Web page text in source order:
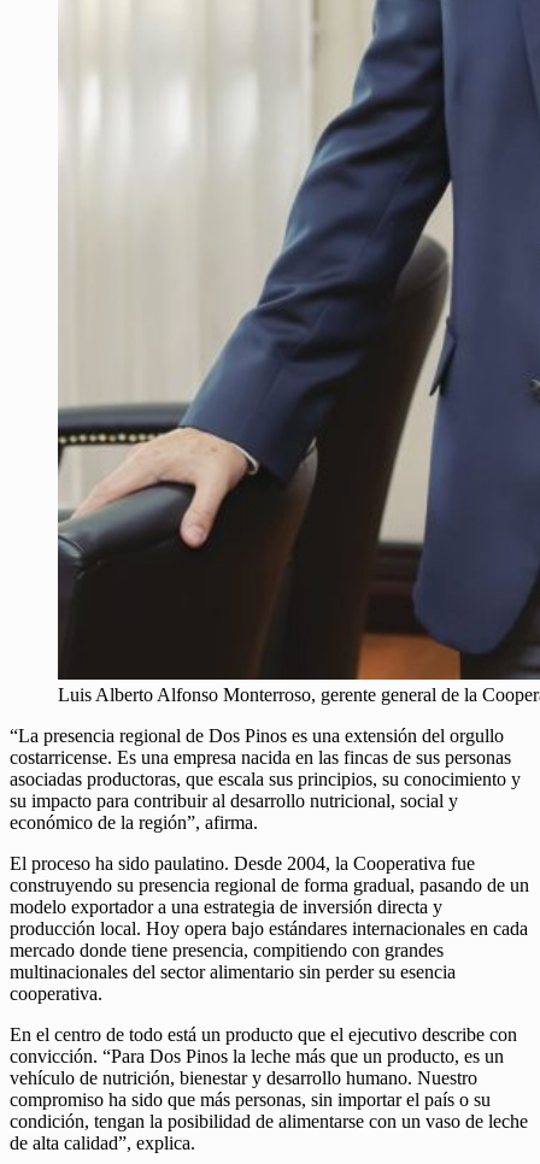
Luis Alberto Alfonso Monterroso, gerente general de la
“La presencia regional de Dos Pinos es una extensión del orgullo
costarricense. Es una empresa nacida en las fincas de sus personas
asociadas productoras, que escala sus principios, su conocimiento y
su impacto para contribuir al desarrollo nutricional, social y
económico de la región”, afirma.
El proceso ha sido paulatino. Desde 2004, la Cooperativa fue
construyendo su presencia regional de forma gradual, pasando de un
modelo exportador a una estrategia de inversión directa y
producción local. Hoy opera bajo estándares internacionales en cada
mercado donde tiene presencia, compitiendo con grandes
multinacionales del sector alimentario sin perder su esencia
cooperativa.
En el centro de todo está un producto que el ejecutivo describe con
convicción. “Para Dos Pinos la leche más que un producto, es un
vehículo de nutrición, bienestar y desarrollo humano. Nuestro
compromiso ha sido que más personas, sin importar el país o su
condición, tengan la posibilidad de alimentarse con un vaso de leche
de alta calidad”, explica.